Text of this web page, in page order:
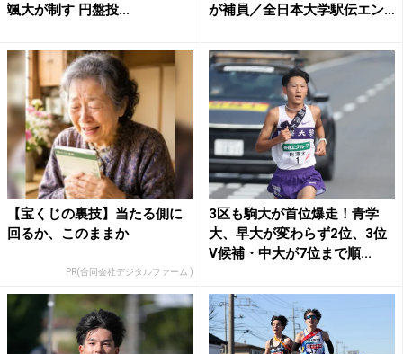
颯大が制す 円盤投...
が補員／全日本大学駅伝エン
【宝くじの裏技】当たる側に
回るか、このままか
PR(合同会社デジタルファーム )
3区も駒大が首位爆走！青学
大、早大が変わらず2位、3位
V候補・中大が7位まで順...